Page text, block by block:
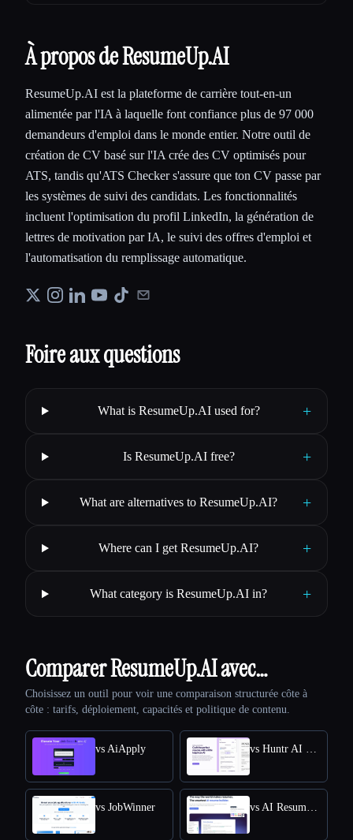
À propos de ResumeUp.AI
ResumeUp.AI est la plateforme de carrière tout-en-un
alimentée par l'IA à laquelle font confiance plus de 97 000
demandeurs d'emploi dans le monde entier. Notre outil de
création de CV basé sur l'IA crée des CV optimisés pour
ATS, tandis qu'ATS Checker s'assure que ton CV passe par
les systèmes de suivi des candidats. Les fonctionnalités
incluent l'optimisation du profil LinkedIn, la génération de
lettres de motivation par IA, le suivi des offres d'emploi et
l'automatisation du remplissage automatique.
Foire aux questions
What is ResumeUp.AI used for? +
Is ResumeUp.AI free? +
What are alternatives to ResumeUp.AI? +
Where can I get ResumeUp.AI? +
What category is ResumeUp.AI in? +
Comparer ResumeUp.AI avec…
Choisissez un outil pour voir une comparaison structurée côte à
côte : tarifs, déploiement, capacités et politique de contenu.
vs AiApply vs Huntr AI Resume Builder
vs JobWinner vs AI Resume Editor